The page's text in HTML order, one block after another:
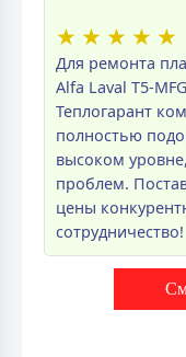
★ ★ ★ ★ ★
Для ремонта
Alfa Laval T5-
Теплогарант
полностью
высоком
проблем.
цены
сотрудничество!